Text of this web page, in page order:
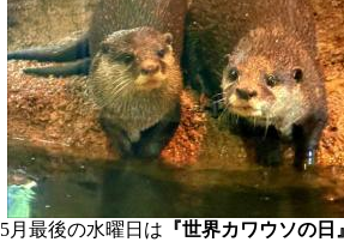
5月最後の水曜日は 『世界カワウソの日